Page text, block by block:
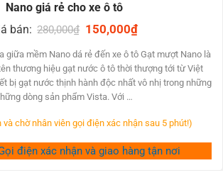
gạt nước êm ả & công dụng.
được thiết kế trường đoản cú cấu tạo từ
góp nên gạt lớp nước chuyển động
với lưỡi gạt cao su thiên nhiên.
té cơ thể mềm mềm mại hơn hẳn.
nhưng mà tuổi lâu & thời gian chịu
phải gạt cao su.
Nano giá rẻ cho xe ô tô
bán: 280,000₫ Original
was:
280,000₫.
150,000₫Current
is:
150,000₫.
giữa mềm Nano dá rẻ đến xe ô tô Gạt mượt Nano là
thương hiệu gạt nước ô tô thời thượng tới từ Việt
bị gạt nước thịnh hành độc nhất vô nhị trong những
dòng sản phẩm Vista. Với …
chờ nhân viên gọi điện xác nhận sau 5 phút!)
điện xác nhận và giao hàng tận nơi